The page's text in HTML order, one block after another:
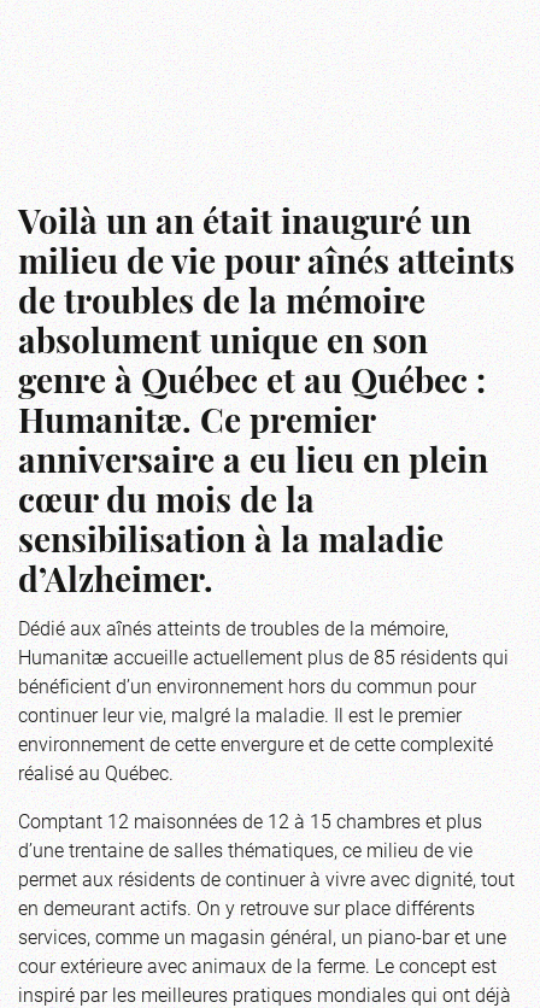
Voilà un an était inauguré un
milieu de vie pour aînés atteints
de troubles de la mémoire
absolument unique en son
genre à Québec et au Québec :
Humanitæ. Ce premier
anniversaire a eu lieu en plein
cœur du mois de la
sensibilisation à la maladie
d’Alzheimer.
Dédié aux aînés atteints de troubles de la mémoire,
Humanitæ accueille actuellement plus de 85 résidents qui
bénéficient d’un environnement hors du commun pour
continuer leur vie, malgré la maladie. Il est le premier
environnement de cette envergure et de cette complexité
réalisé au Québec.
Comptant 12 maisonnées de 12 à 15 chambres et plus
d’une trentaine de salles thématiques, ce milieu de vie
permet aux résidents de continuer à vivre avec dignité, tout
en demeurant actifs. On y retrouve sur place différents
services, comme un magasin général, un piano-bar et une
cour extérieure avec animaux de la ferme. Le concept est
inspiré par les meilleures pratiques mondiales qui ont déjà